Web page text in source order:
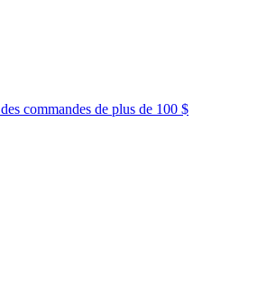
des commandes de plus de 100 $